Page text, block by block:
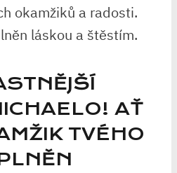
okamžiků a radosti.
láskou a štěstím.
AŤ
TVÉHO